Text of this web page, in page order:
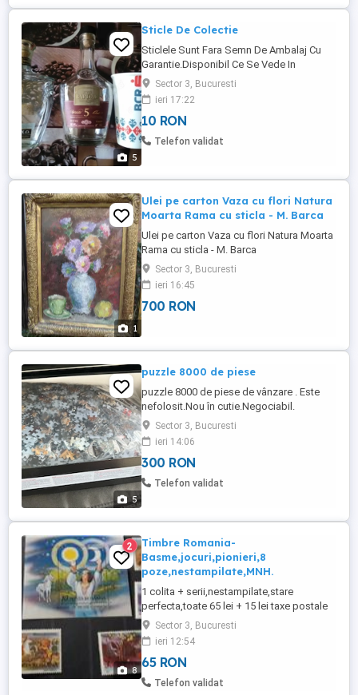
5
Sticle De Colectie
Sticlele Sunt Fara Semn De Ambalaj Cu
Garantie.Disponibil Ce Se Vede In
Poze.Poza 1-2-3-De Vanzare 2 Sticle
Goale Si Un Pahar Aniversar -BCR Leasing
-Una Este TEZAUR DIVIN 10 ANI X.O, 0,7
L,Si A Doua Este BARDAR DIVIN 5 ANI
VSOP 0,7 L.Ambele Sticle,Au Dop De Pluta
Sector 3, Bucuresti
ieri 17:22
10 RON
Telefon validat
1
Ulei pe carton Vaza cu flori Natura
Moarta Rama cu sticla - M. Barca
Ulei pe carton Vaza cu flori Natura Moarta
Rama cu sticla - M. Barca
Sector 3, Bucuresti
ieri 16:45
700 RON
5
puzzle 8000 de piese
puzzle 8000 de piese de vânzare . Este
nefolosit.Nou în cutie.Negociabil.
Sector 3, Bucuresti
ieri 14:06
300 RON
Telefon validat
8
2
Timbre Romania-
Basme,jocuri,pionieri,8
poze,nestampilate,MNH.
1 colita + serii,nestampilate,stare
perfecta,toate 65 lei + 15 lei taxe postale
pt.provincie.Pret bFIX.
Sector 3, Bucuresti
ieri 12:54
65 RON
Telefon validat